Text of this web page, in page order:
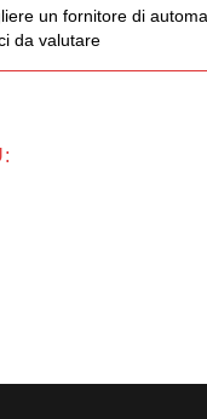
un fornitore di
da valutare